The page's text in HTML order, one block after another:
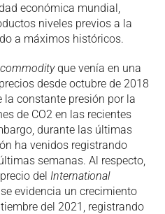
económica mundial,
niveles previos a la
a máximos históricos.
commodityque venía en una
desde octubre de 2018
la constante presión por la
de CO2 en las recientes
durante las últimas
ha venidos registrando
semanas. Al respecto,
del International
se evidencia un crecimiento
del 2021, registrando